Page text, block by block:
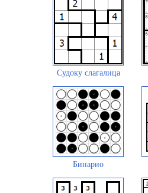
Судоку слагалица
Бинарио